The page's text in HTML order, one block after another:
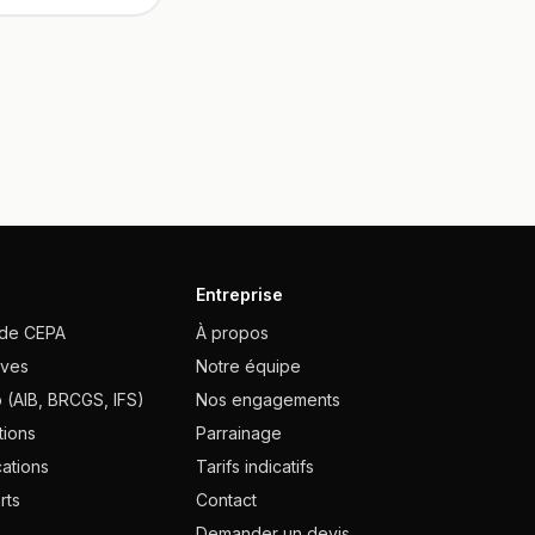
CEPA
BRCGS, IFS)
Entreprise
À propos
Notre équipe
Nos engagements
Parrainage
Tarifs indicatifs
Contact